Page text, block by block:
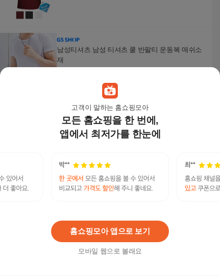
고객이 말하는 홈쇼핑모아
모든 홈쇼핑을 한 번에,
앱에서 최저가를 한눈에
홈쇼핑모아 앱으로 보기
모바일 웹으로 볼래요
남성티셔츠 남성 티셔츠 쿨 반팔티 운동복 매쉬소
재
패턴 쿨토시 머슬티셔츠 남성헬스상의 남자반팔머
슬핏 남자어깨티
16,580 원
쿨원단 로우스메쉬반팔 쿨링원단 운동복 헬스복